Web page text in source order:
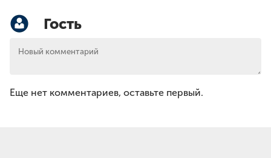
Гость
Еще нет комментариев, оставьте первый.